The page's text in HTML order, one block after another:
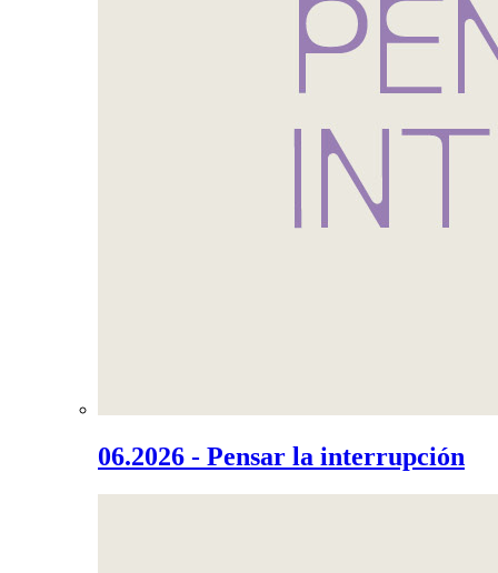
06.2026 - Pensar la interrupción